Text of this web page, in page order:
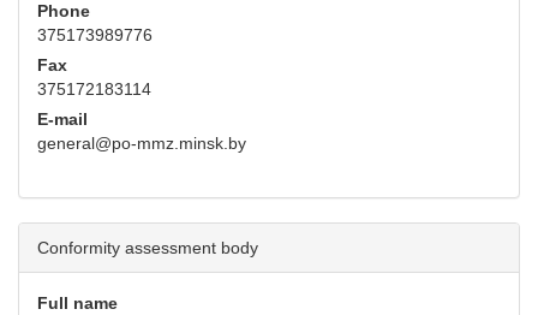
Phone
375173989776
Fax
375172183114
E-mail
general@po-mmz.minsk.by
Conformity assessment body
Full name